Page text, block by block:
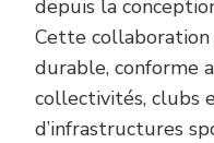
depuis la
Cette
durable, conforme
collectivités, clubs
d’infrastructures